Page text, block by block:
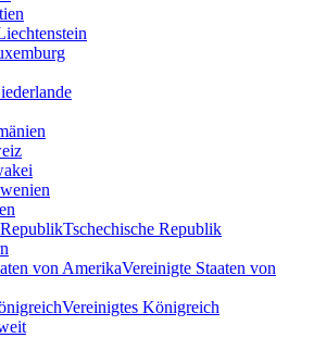
Tschechische Republik
Vereinigte Staaten von
Vereinigtes Königreich